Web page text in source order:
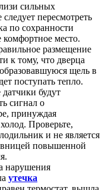
сильных
пересмотреть
по сохранности
комфортное место.
размещение
к тому, что дверца
щель в
поступать тепло.
будут
сигнал о
принуждая
Проверьте,
и не является
повышенной
нарушения
утечка